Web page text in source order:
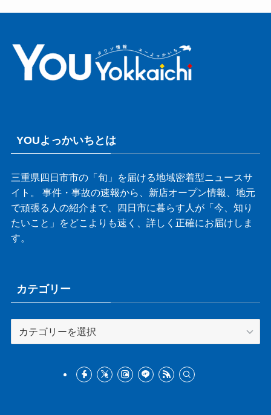
YOUよっかいちとは
三重県四日市市の「旬」を届ける地域密着型ニュースサ
イト。 事件・事故の速報から、新店オープン情報、地元
で頑張る人の紹介まで、四日市に暮らす人が「今、知り
たいこと」をどこよりも速く、詳しく正確にお届けしま
す。
カテゴリー
テ